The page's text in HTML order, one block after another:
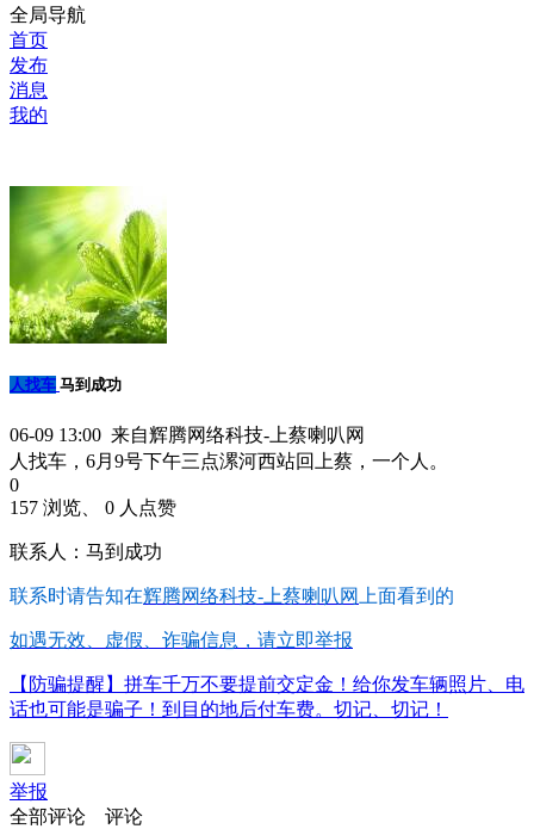
全局导航
首页
发布
消息
我的
人找车 马到成功
06-09 13:00 来自辉腾网络科技-上蔡喇叭网
人找车，6月9号下午三点漯河西站回上蔡，一个人。
0
157 浏览、 0 人点赞
联系人：马到成功
联系时请告知在辉腾网络科技-上蔡喇叭网 上面看到的
如遇无效、虚假、诈骗信息，请立即举报
【防骗提醒】拼车千万不要提前交定金！给你发车辆照片、电
话也可能是骗子！到目的地后付车费。切记、切记！
举报
全部评论
评论